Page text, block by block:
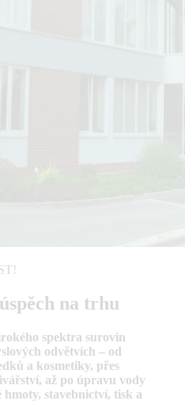
na trhu
spektra surovin
odvětvích – od
a kosmetiky, přes
až po úpravu vody
stavebnictví, tisk a